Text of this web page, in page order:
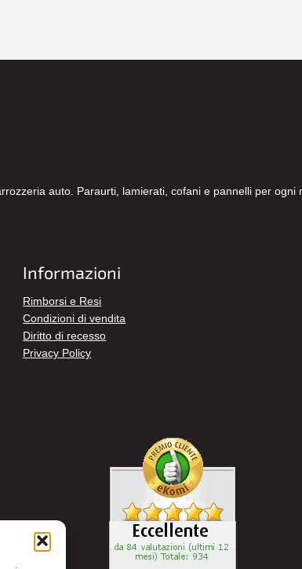
auto. Paraurti, lamierati, cofani e pannelli per
Informazioni
Rimborsi e Resi
Condizioni di vendita
Diritto di recesso
Privacy Policy